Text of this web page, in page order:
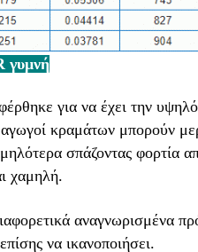
γυμνή
για να έχει την
κραμάτων μπορούν
σπάζοντας φορτία
χαμηλή.
αναγνωρισμένα
να ικανοποιήσει.